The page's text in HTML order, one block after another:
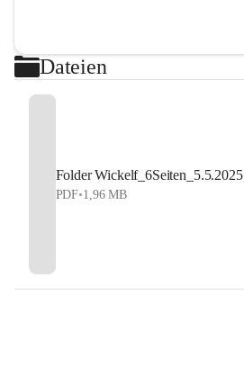
Dateien
Folder Wickelf_6Seiten_5.5.2025
PDF•1,96 MB